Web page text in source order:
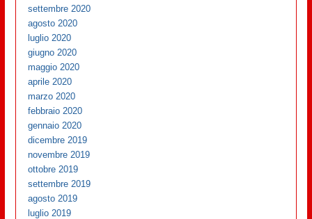
settembre 2020
agosto 2020
luglio 2020
giugno 2020
maggio 2020
aprile 2020
marzo 2020
febbraio 2020
gennaio 2020
dicembre 2019
novembre 2019
ottobre 2019
settembre 2019
agosto 2019
luglio 2019